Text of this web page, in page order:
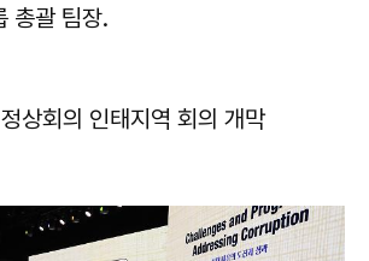
총괄 팀장.
상회의 인태지역 회의 개막​